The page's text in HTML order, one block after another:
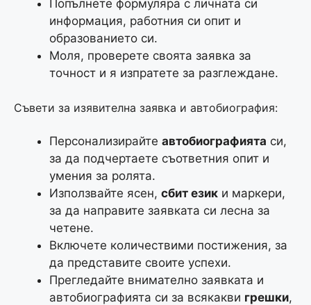
Попълнете формуляра с личната си
информация, работния си опит и
образованието си.
Моля, проверете своята заявка за
точност и я изпратете за разглеждане.
Съвети за изявителна заявка и автобиография:
Персонализирайте автобиографията си,
за да подчертаете съответния опит и
умения за ролята.
Използвайте ясен, сбит език и маркери,
за да направите заявката си лесна за
четене.
Включете количествими постижения, за
да представите своите успехи.
Прегледайте внимателно заявката и
автобиографията си за всякакви грешки,